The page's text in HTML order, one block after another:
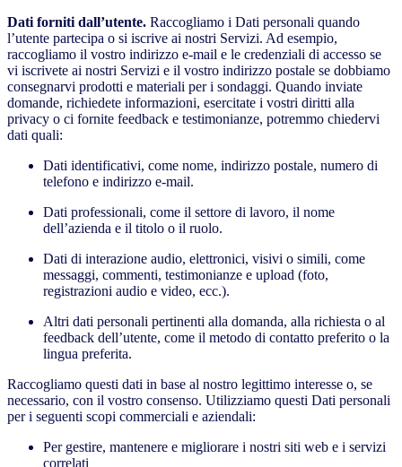
Dati forniti dall’utente. Raccogliamo i Dati personali quando
l’utente partecipa o si iscrive ai nostri Servizi. Ad esempio,
raccogliamo il vostro indirizzo e-mail e le credenziali di accesso se
vi iscrivete ai nostri Servizi e il vostro indirizzo postale se dobbiamo
consegnarvi prodotti e materiali per i sondaggi. Quando inviate
domande, richiedete informazioni, esercitate i vostri diritti alla
privacy o ci fornite feedback e testimonianze, potremmo chiedervi
dati quali:
Dati identificativi, come nome, indirizzo postale, numero di
telefono e indirizzo e-mail.
Dati professionali, come il settore di lavoro, il nome
dell’azienda e il titolo o il ruolo.
Dati di interazione audio, elettronici, visivi o simili, come
messaggi, commenti, testimonianze e upload (foto,
registrazioni audio e video, ecc.).
Altri dati personali pertinenti alla domanda, alla richiesta o al
feedback dell’utente, come il metodo di contatto preferito o la
lingua preferita.
Raccogliamo questi dati in base al nostro legittimo interesse o, se
necessario, con il vostro consenso. Utilizziamo questi Dati personali
per i seguenti scopi commerciali e aziendali:
Per gestire, mantenere e migliorare i nostri siti web e i servizi
correlati